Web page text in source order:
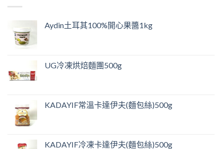
Aydin土耳其100%開心果醬1kg
UG冷凍烘焙麵團500g
KADAYIF常溫卡達伊夫(麵包絲)500g
KADAYIF冷凍卡達伊夫(麵包絲)500g